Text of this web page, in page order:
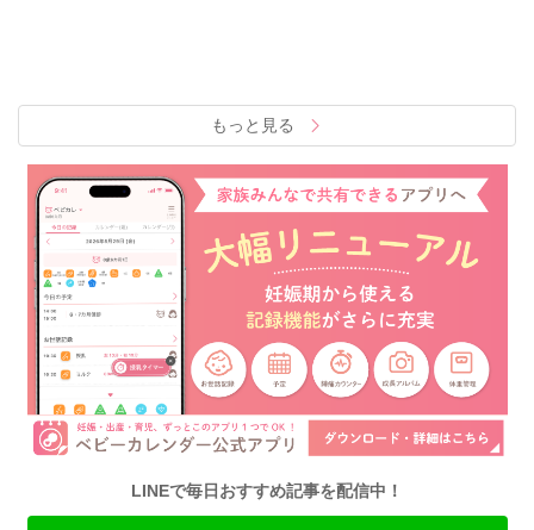
もっと見る
LINEで毎日おすすめ記事を配信中！